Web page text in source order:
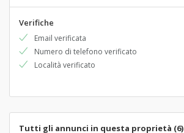
Verifiche
Email verificata
Numero di telefono verificato
Località verificato
Tutti gli annunci in questa proprietà (6)